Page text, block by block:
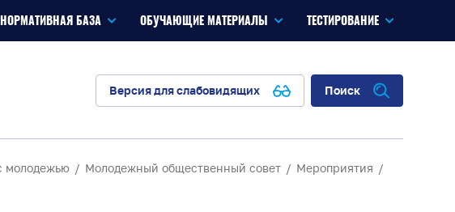
НОРМАТИВНАЯ БАЗА ОБУЧАЮЩИЕ МАТЕРИАЛЫ ТЕСТИРОВАНИЕ
Версия для слабовидящих Поиск
молодежью Молодежный общественный совет
Мероприятия